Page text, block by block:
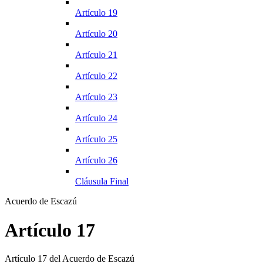
Artículo 19
Artículo 20
Artículo 21
Artículo 22
Artículo 23
Artículo 24
Artículo 25
Artículo 26
Cláusula Final
Acuerdo de Escazú
Artículo 17
Artículo 17 del Acuerdo de Escazú